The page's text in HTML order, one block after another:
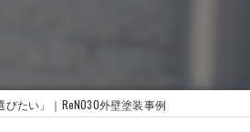
たい」｜ReNO30外壁塗装事例